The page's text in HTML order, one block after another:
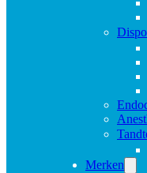
Merken